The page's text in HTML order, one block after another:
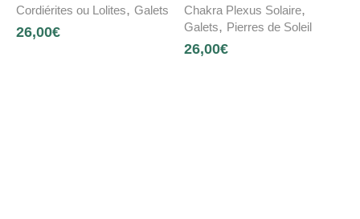
Cordiérites ou Lolites, Galets
26,00€
Chakra Plexus Solaire,
Galets, Pierres de Soleil
26,00€